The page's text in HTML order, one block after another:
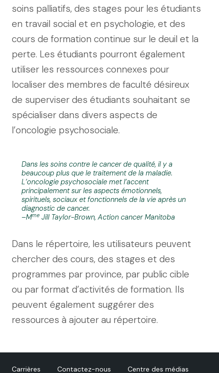
soins palliatifs, des stages pour les étudiants
en travail social et en psychologie, et des
cours de formation continue sur le deuil et la
perte. Les étudiants pourront également
utiliser les ressources connexes pour
localiser des membres de faculté désireux
de superviser des étudiants souhaitant se
spécialiser dans divers aspects de
l’oncologie psychosociale.
Dans les soins contre le cancer de qualité, il y a
beaucoup plus que le traitement de la maladie.
L’oncologie psychosociale met l’accent
principalement sur les aspects émotionnels,
spirituels, sociaux et fonctionnels de la vie après un
diagnostic de cancer.
–Mme Jill Taylor-Brown, Action cancer Manitoba
Dans le répertoire, les utilisateurs peuvent
chercher des cours, des stages et des
programmes par province, par public cible
ou par format d’activités de formation. Ils
peuvent également suggérer des
ressources à ajouter au répertoire.
Carrières Contactez-nous
Centre des médias